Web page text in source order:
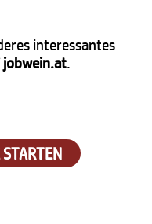
interessantes
jobwein.at.